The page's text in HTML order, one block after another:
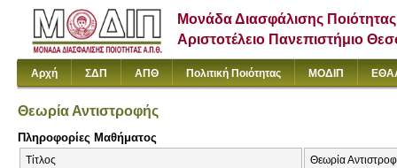
Μονάδα Διασφάλισης Ποιότητας
Αριστοτέλειο Πανεπιστήμιο
Αρχή ΣΔΠ ΑΠΘ Πολιτική Ποιότητας ΜΟΔΙΠ
Θεωρία Αντιστροφής
Πληροφορίες Μαθήματος
Τίτλος Θεωρία